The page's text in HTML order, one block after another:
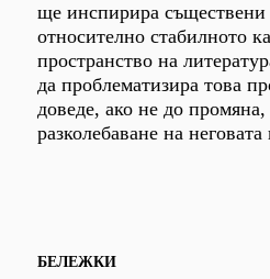
ще инспирира
относително стабилното
пространство на
да проблематизира това
доведе, ако не до
разколебаване на
БЕЛЕЖКИ